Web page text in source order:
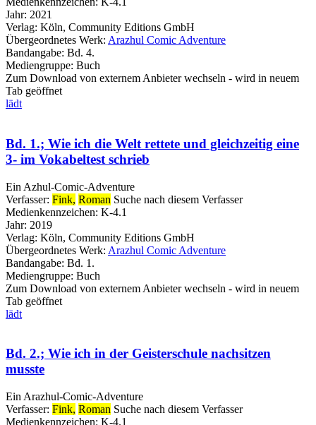
Jahr: 2021
Verlag: Köln, Community Editions GmbH
Übergeordnetes Werk: Arazhul Comic Adventure
Bandangabe: Bd. 4.
Mediengruppe: Buch
Zum Download von externem Anbieter wechseln - wird in neuem
Tab geöffnet
lädt
Bd. 1.; Wie ich die Welt rettete und gleichzeitig eine
3- im Vokabeltest schrieb
Ein Azhul-Comic-Adventure
Verfasser: Fink, Roman Suche nach diesem Verfasser
Medienkennzeichen: K-4.1
Jahr: 2019
Verlag: Köln, Community Editions GmbH
Übergeordnetes Werk: Arazhul Comic Adventure
Bandangabe: Bd. 1.
Mediengruppe: Buch
Zum Download von externem Anbieter wechseln - wird in neuem
Tab geöffnet
lädt
Bd. 2.; Wie ich in der Geisterschule nachsitzen
musste
Ein Arazhul-Comic-Adventure
Verfasser: Fink, Roman Suche nach diesem Verfasser
Medienkennzeichen: K-4.1